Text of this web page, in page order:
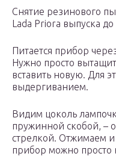
Снятие резинового
Lada Priora выпуска до
Питается прибор
Нужно просто
вставить новую. Для
выдергиванием.
Видим цоколь
пружинной скобой, –
стрелкой. Отжимаем и
прибор можно просто